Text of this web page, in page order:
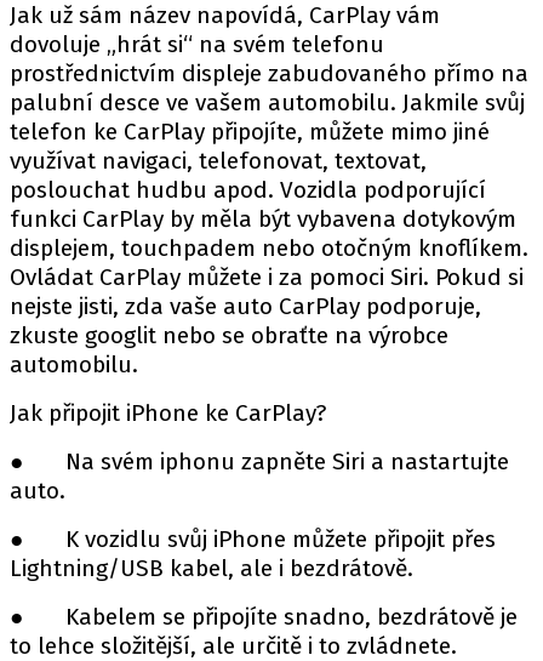
Z DOMOVA
ZE SVĚTA
MOTORSPORT
PIT LANE
ČEŠI V AKCI
FIA CEZ & POHÁRY
MEZINÁRODNÍ SCÉNA
SLEDUJTE NÁS NA|
Máte příběh, fotku nebo video?
Pošlete e-mail na autoroad.cz
ETICKÝ KODEX
KONTAKT
VYDAVATEL
INZERCE
Jak už sám název napovídá, CarPlay vám
dovoluje „hrát si“ na svém telefonu
prostřednictvím displeje zabudovaného přímo na
palubní desce ve vašem automobilu. Jakmile svůj
telefon ke CarPlay připojíte, můžete mimo jiné
využívat navigaci, telefonovat, textovat,
poslouchat hudbu apod. Vozidla podporující
funkci CarPlay by měla být vybavena dotykovým
displejem, touchpadem nebo otočným knoflíkem.
Ovládat CarPlay můžete i za pomoci Siri. Pokud si
nejste jisti, zda vaše auto CarPlay podporuje,
zkuste googlit nebo se obraťte na výrobce
automobilu.
Jak připojit iPhone ke CarPlay?
● Na svém iphonu zapněte Siri a nastartujte
auto.
● K vozidlu svůj iPhone můžete připojit přes
Lightning/USB kabel, ale i bezdrátově.
● Kabelem se připojíte snadno, bezdrátově je
to lehce složitější, ale určitě i to zvládnete.